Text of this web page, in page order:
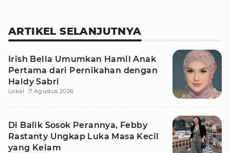
ARTIKEL SELANJUTNYA
Irish Bella Umumkan Hamil Anak
Pertama dari Pernikahan dengan
Haldy Sabri
Lokal 7 Agustus 2026
Di Balik Sosok Perannya, Febby
Rastanty Ungkap Luka Masa Kecil
yang Kelam